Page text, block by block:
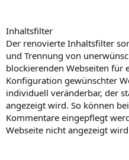
Inhaltsfilter
Der renovierte Inhaltsfilter
und Trennung von
blockierenden Webseiten für
Konfiguration gewünschter
individuell veränderbar, der
angezeigt wird. So können
Kommentare eingepflegt
Webseite nicht angezeigt